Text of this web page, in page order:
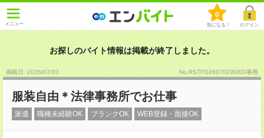
メニュー
0
気になる！ ログイン
お探しのバイト情報は掲載が終了しました。
掲載日 :2026/07/03 No.RSTFO260702908D/事務
服装自由＊法律事務所でお仕事
派遣 職種未経験OK ブランクOK WEB登録・面接OK